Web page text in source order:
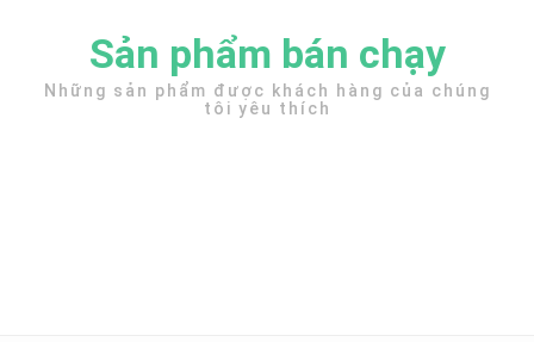
Sản phẩm bán chạy
Những sản phẩm được khách hàng của chúng
tôi yêu thích